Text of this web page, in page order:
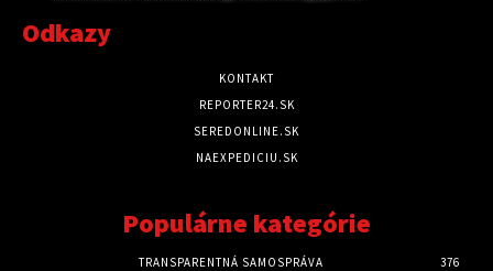
Odkazy
KONTAKT
REPORTER24.SK
SEREDONLINE.SK
NAEXPEDICIU.SK
Populárne kategórie
TRANSPARENTNÁ SAMOSPRÁVA
376